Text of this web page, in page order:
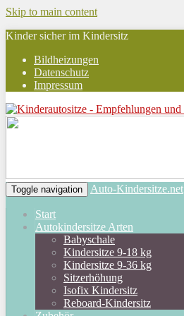
Skip to main content
Kinder sicher im Kindersitz
Bildheizungen
Datenschutz
Impressum
Toggle navigation Auto-Kindersitze.net
Start
Autokindersitze Arten
Babyschale
Kindersitze 9-18 kg
Kindersitze 9-36 kg
Sitzerhöhung
Isofix Kindersitz
Reboard-Kindersitz